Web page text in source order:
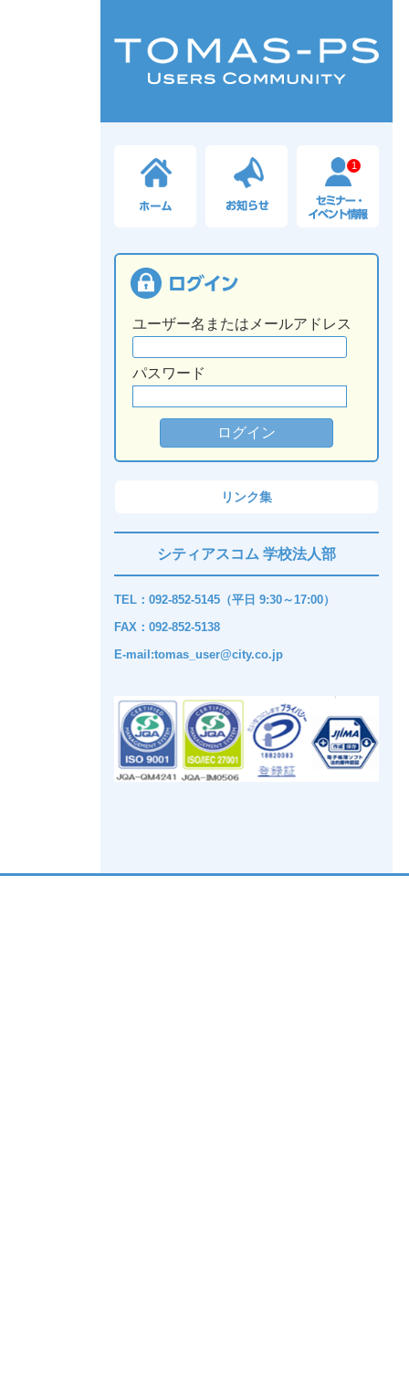
1
ユーザー名またはメールアドレス
パスワード
リンク集
シティアスコム 学校法人部
TEL：092-852-5145（平日 9:30～17:00）
FAX：092-852-5138
E-mail:tomas_user@city.co.jp